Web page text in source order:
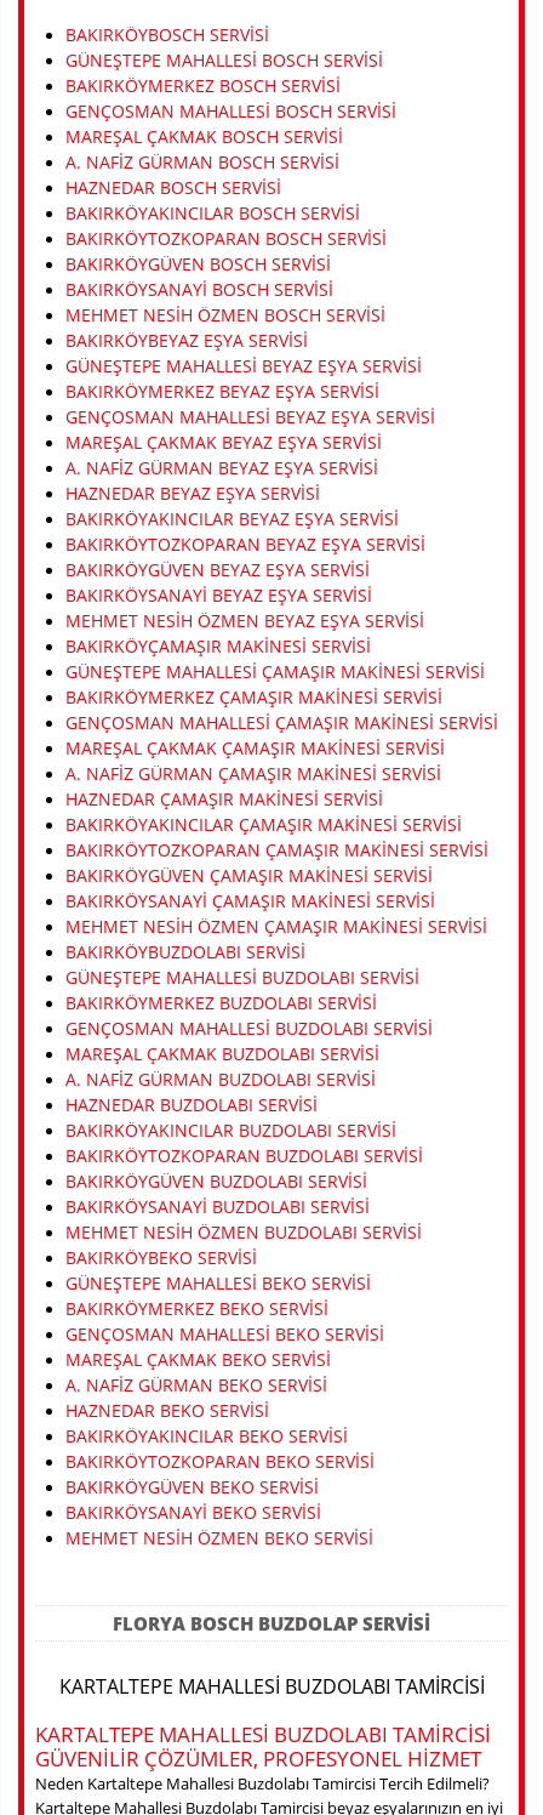
BAKIRKÖYBOSCH SERVISI
GÜNEŞTEPE MAHALLESI BOSCH SERVISI
BAKIRKÖYMERKEZ BOSCH SERVISI
GENÇOSMAN MAHALLESI BOSCH SERVISI
MAREŞAL ÇAKMAK BOSCH SERVISI
A. NAFIZ GÜRMAN BOSCH SERVISI
HAZNEDAR BOSCH SERVISI
BAKIRKÖYAKINCILAR BOSCH SERVISI
BAKIRKÖYTOZKOPARAN BOSCH SERVISI
BAKIRKÖYGÜVEN BOSCH SERVISI
BAKIRKÖYSANAYI BOSCH SERVISI
MEHMET NESIH ÖZMEN BOSCH SERVISI
BAKIRKÖYBEYAZ EŞYA SERVISI
GÜNEŞTEPE MAHALLESI BEYAZ EŞYA SERVISI
BAKIRKÖYMERKEZ BEYAZ EŞYA SERVISI
GENÇOSMAN MAHALLESI BEYAZ EŞYA SERVISI
MAREŞAL ÇAKMAK BEYAZ EŞYA SERVISI
A. NAFIZ GÜRMAN BEYAZ EŞYA SERVISI
HAZNEDAR BEYAZ EŞYA SERVISI
BAKIRKÖYAKINCILAR BEYAZ EŞYA SERVISI
BAKIRKÖYTOZKOPARAN BEYAZ EŞYA SERVISI
BAKIRKÖYGÜVEN BEYAZ EŞYA SERVISI
BAKIRKÖYSANAYI BEYAZ EŞYA SERVISI
MEHMET NESIH ÖZMEN BEYAZ EŞYA SERVISI
BAKIRKÖYÇAMAŞIR MAKINESI SERVISI
GÜNEŞTEPE MAHALLESI ÇAMAŞIR MAKINESI SERVISI
BAKIRKÖYMERKEZ ÇAMAŞIR MAKINESI SERVISI
GENÇOSMAN MAHALLESI ÇAMAŞIR MAKINESI SERVISI
MAREŞAL ÇAKMAK ÇAMAŞIR MAKINESI SERVISI
A. NAFIZ GÜRMAN ÇAMAŞIR MAKINESI SERVISI
HAZNEDAR ÇAMAŞIR MAKINESI SERVISI
BAKIRKÖYAKINCILAR ÇAMAŞIR MAKINESI SERVISI
BAKIRKÖYTOZKOPARAN ÇAMAŞIR MAKINESI SERVISI
BAKIRKÖYGÜVEN ÇAMAŞIR MAKINESI SERVISI
BAKIRKÖYSANAYI ÇAMAŞIR MAKINESI SERVISI
MEHMET NESIH ÖZMEN ÇAMAŞIR MAKINESI SERVISI
BAKIRKÖYBUZDOLABI SERVISI
GÜNEŞTEPE MAHALLESI BUZDOLABI SERVISI
BAKIRKÖYMERKEZ BUZDOLABI SERVISI
GENÇOSMAN MAHALLESI BUZDOLABI SERVISI
MAREŞAL ÇAKMAK BUZDOLABI SERVISI
A. NAFIZ GÜRMAN BUZDOLABI SERVISI
HAZNEDAR BUZDOLABI SERVISI
BAKIRKÖYAKINCILAR BUZDOLABI SERVISI
BAKIRKÖYTOZKOPARAN BUZDOLABI SERVISI
BAKIRKÖYGÜVEN BUZDOLABI SERVISI
BAKIRKÖYSANAYI BUZDOLABI SERVISI
MEHMET NESIH ÖZMEN BUZDOLABI SERVISI
BAKIRKÖYBEKO SERVISI
GÜNEŞTEPE MAHALLESI BEKO SERVISI
BAKIRKÖYMERKEZ BEKO SERVISI
GENÇOSMAN MAHALLESI BEKO SERVISI
MAREŞAL ÇAKMAK BEKO SERVISI
A. NAFIZ GÜRMAN BEKO SERVISI
HAZNEDAR BEKO SERVISI
BAKIRKÖYAKINCILAR BEKO SERVISI
BAKIRKÖYTOZKOPARAN BEKO SERVISI
BAKIRKÖYGÜVEN BEKO SERVISI
BAKIRKÖYSANAYI BEKO SERVISI
MEHMET NESIH ÖZMEN BEKO SERVISI
FLORYA BOSCH BUZDOLAP SERVISI
KARTALTEPE MAHALLESI BUZDOLABI TAMIRCISI
KARTALTEPE MAHALLESI BUZDOLABI TAMIRCISI
GÜVENILIR ÇÖZÜMLER, PROFESYONEL HIZMET
Neden Kartaltepe Mahallesi Buzdolabı Tamircisi Tercih Edilmeli?
Kartaltepe Mahallesi Buzdolabı Tamircisi beyaz eşyalarınızın en iyi